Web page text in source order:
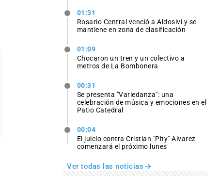
01:31
Rosario Central venció a Aldosivi y se
mantiene en zona de clasificación
01:09
Chocaron un tren y un colectivo a
metros de La Bombonera
00:31
Se presenta "Variedanza": una
celebración de música y emociones en el
Patio Catedral
00:04
El juicio contra Cristian "Pity" Alvarez
comenzará el próximo lunes
Ver todas las noticias